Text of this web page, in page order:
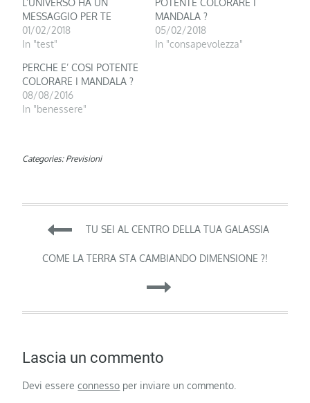
L’UNIVERSO HA UN
MESSAGGIO PER TE
01/02/2018
In "test"
POTENTE COLORARE I
MANDALA ?
05/02/2018
In "consapevolezza"
PERCHE E’ COSI POTENTE
COLORARE I MANDALA ?
08/08/2016
In "benessere"
Categories: Previsioni
Navigazione
articoli
TU SEI AL CENTRO DELLA TUA GALASSIA
COME LA TERRA STA CAMBIANDO DIMENSIONE ?!
Lascia un commento
Devi essereconnesso per inviare un commento.